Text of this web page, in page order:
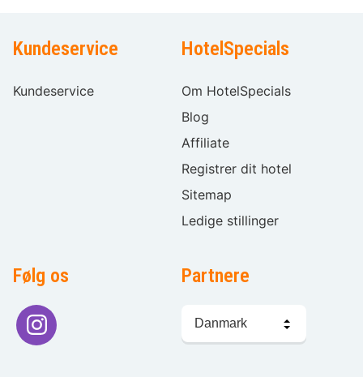
Kundeservice
Kundeservice
HotelSpecials
Om HotelSpecials
Blog
Affiliate
Registrer dit hotel
Sitemap
Ledige stillinger
Følg os Partnere